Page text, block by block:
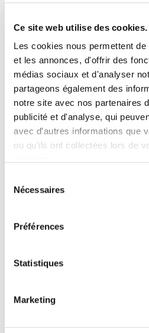
Ce site web utilise des cookies.
Les cookies nous permettent
et les annonces, d'offrir des
médias sociaux et d'analyser
partageons également des
notre site avec nos partenaires
publicité et d'analyse, qui
avec d'autres informations que
ou qu'ils ont collectées lors de
Nécessaires
Préférences
Statistiques
Marketing
déclenché et est
en conditions
services de l’État,
certification aéroportuaire.
Les opérations aéroportuaires
normalement, sans aucune
Afin de garantir le bon
cours, toute prise ou
vidéos est strictement
Nous vous remercions de